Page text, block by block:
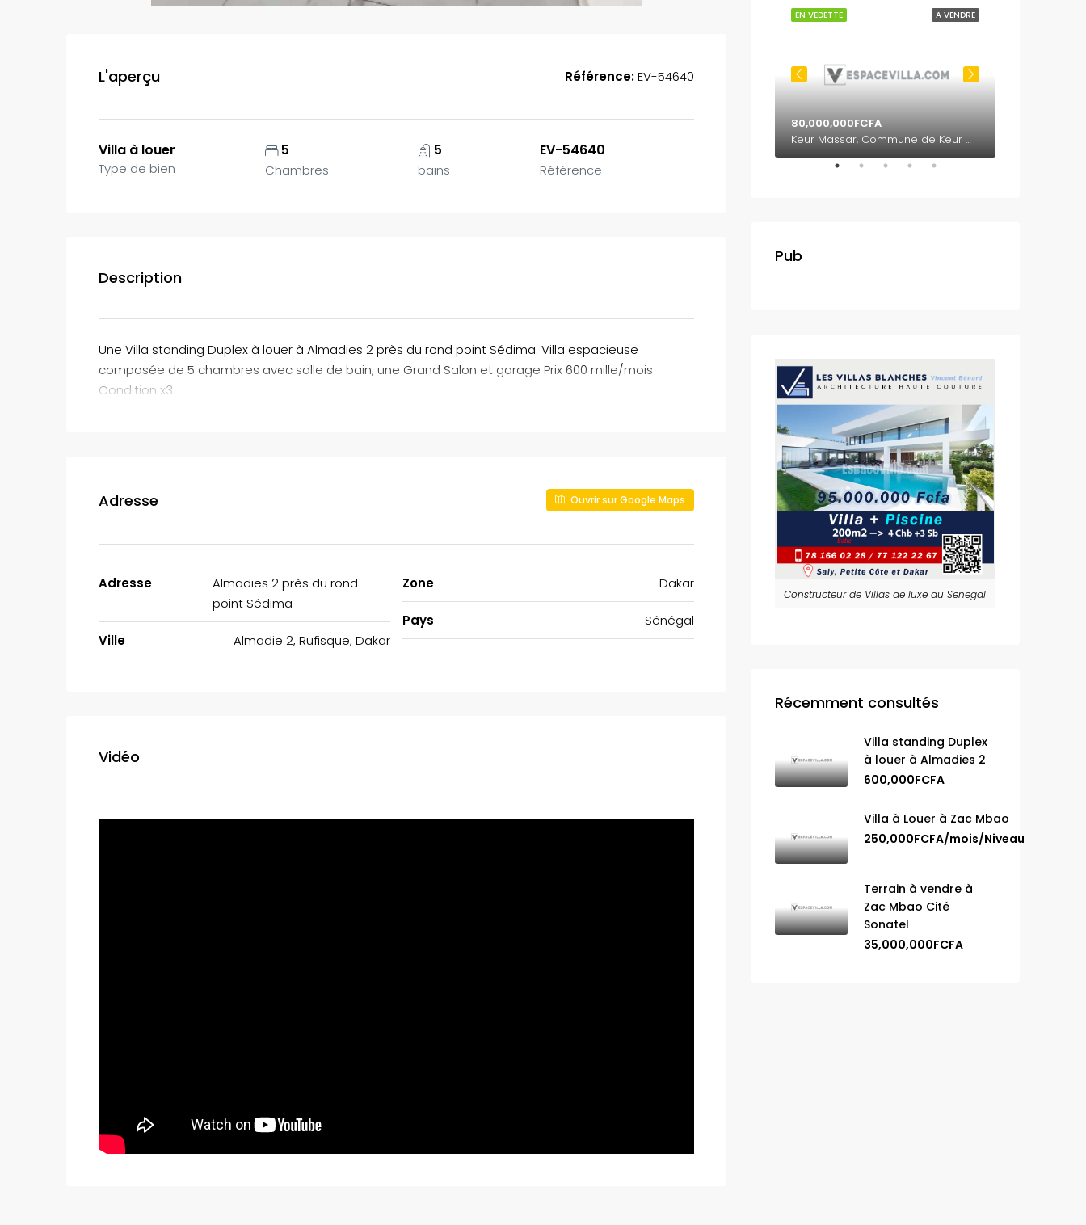
L'aperçu Référence:EV-54640
Villa à louer
Type de bien
5
Chambres
5
bains
EV-54640
Référence
Description
Une Villa standing Duplex à louer à Almadies 2 près du rond point Sédima. Villa espacieuse
composée de 5 chambres avec salle de bain, une Grand Salon et garage Prix 600 mille/mois
Condition x3
Adresse Ouvrir sur Google Maps
Adresse
Almadies 2 près du rond
point Sédima
Ville Almadie 2, Rufisque, Dakar
Zone Dakar
Pays Sénégal
Vidéo
185,000,000FCFA
A VENDRE
EN VEDETTE
80,000,000FCFA
Keur Massar, Commune de Keur Massar Nord, Arrondissement de Malika, Département de Keur Massar, Région de Dakar, 17000, Sénégal
Pub
Constructeur de Villas de luxe au Senegal
Récemment consultés
Villa standing Duplex
à louer à Almadies 2
600,000FCFA
Villa à Louer à Zac Mbao
250,000FCFA/mois/Niveau
Terrain à vendre à
Zac Mbao Cité
Sonatel
35,000,000FCFA